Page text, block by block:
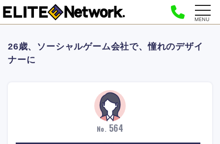
MENU
26歳、ソーシャルゲーム会社で、憧れのデザイ
ナーに
No. 564